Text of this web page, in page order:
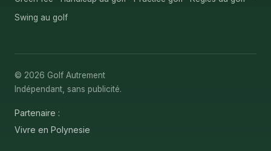
Swing au golf
© 2026 Golf Autrement
Indépendant, sans publicité.
Partenaire :
Vivre en Polynesie